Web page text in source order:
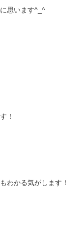
思います^_^
！
わかる気がします！